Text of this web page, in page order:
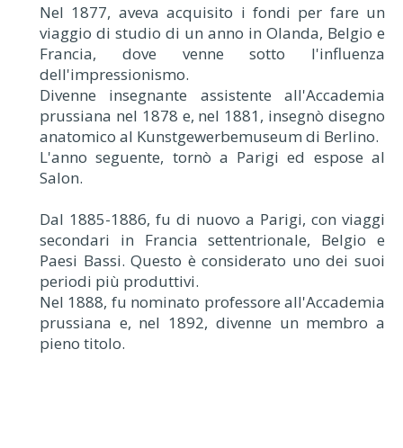
Nel 1877, aveva acquisito i fondi per fare un
viaggio di studio di un anno in Olanda, Belgio e
Francia, dove venne sotto l'influenza
dell'impressionismo.
Divenne insegnante assistente all'Accademia
prussiana nel 1878 e, nel 1881, insegnò disegno
anatomico al Kunstgewerbemuseum di Berlino.
L'anno seguente, tornò a Parigi ed espose al
Salon.
Dal 1885-1886, fu di nuovo a Parigi, con viaggi
secondari in Francia settentrionale, Belgio e
Paesi Bassi. Questo è considerato uno dei suoi
periodi più produttivi.
Nel 1888, fu nominato professore all'Accademia
prussiana e, nel 1892, divenne un membro a
pieno titolo.